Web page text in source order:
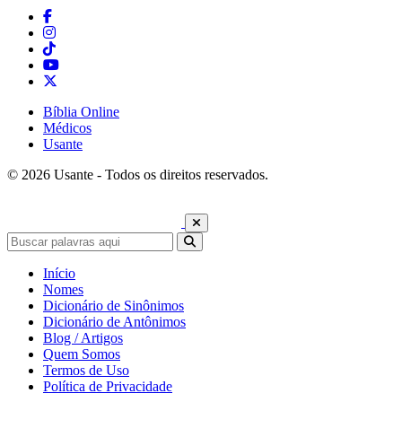
Bíblia Online
Médicos
Usante
© 2026 Usante - Todos os direitos reservados.
Início
Nomes
Dicionário de Sinônimos
Dicionário de Antônimos
Blog / Artigos
Quem Somos
Termos de Uso
Política de Privacidade